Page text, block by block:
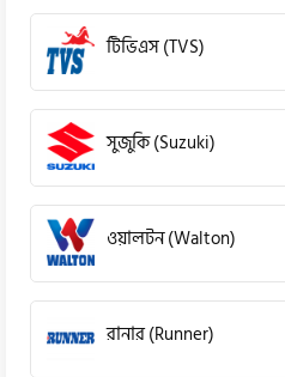
টিভিএস (TVS)
সুজুকি (Suzuki)
ওয়ালটন (Walton)
রানার (Runner)